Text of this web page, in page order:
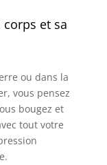
corps et sa
ou dans la
vous pensez
bougez et
tout votre